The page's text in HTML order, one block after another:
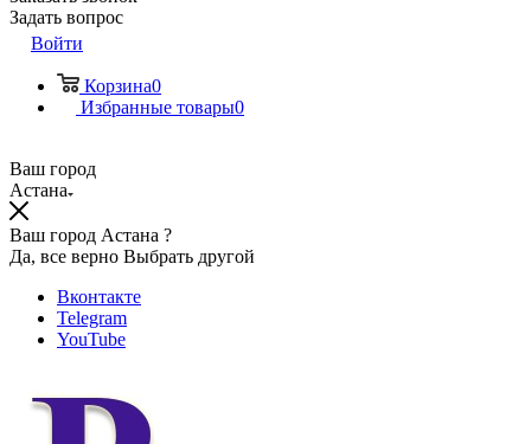
Задать вопрос
Войти
Корзина0
Избранные товары0
Ваш город
Астана
Ваш город Астана ?
Да, все верно Выбрать другой
Вконтакте
Telegram
YouTube